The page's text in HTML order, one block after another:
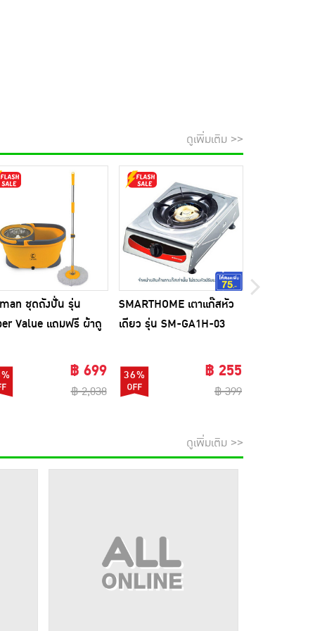
ดูเพิ่มเติม >>
ชุดถังปั่น รุ่น
Value แถมฟรี ผ้าถู
฿ 699
฿ 2,038
SMARTHOME เตาแก๊สหัว
เดียว รุ่น SM-GA1H-03
36% ฿ 255
฿ 399
ดูเพิ่มเติม >>